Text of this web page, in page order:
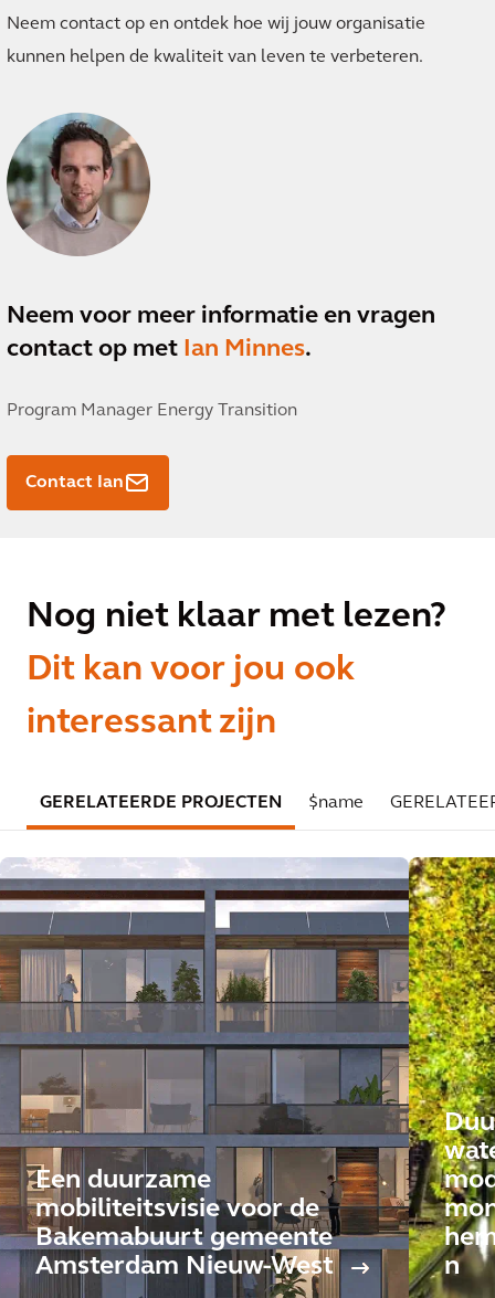
Neem contact op en ontdek hoe wij jouw organisatie
kunnen helpen de kwaliteit van leven te verbeteren.
Neem voor meer informatie en vragen
contact op met Ian Minnes.
Program Manager Energy Transition
Contact Ian
Nog niet klaar met lezen?
Dit kan voor jou ook
interessant zijn
GERELATEERDE PROJECTEN $name
Een duurzame
mobiliteitsvisie voor de
Bakemabuurt gemeente
Amsterdam Nieuw-West
n